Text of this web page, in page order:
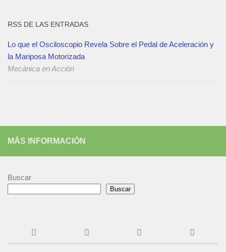
RSS DE LAS ENTRADAS
Lo que el Osciloscopio Revela Sobre el Pedal de Aceleración y
la Mariposa Motorizada
Mecánica en Acción
MÁS INFORMACIÓN
Buscar
Buscar